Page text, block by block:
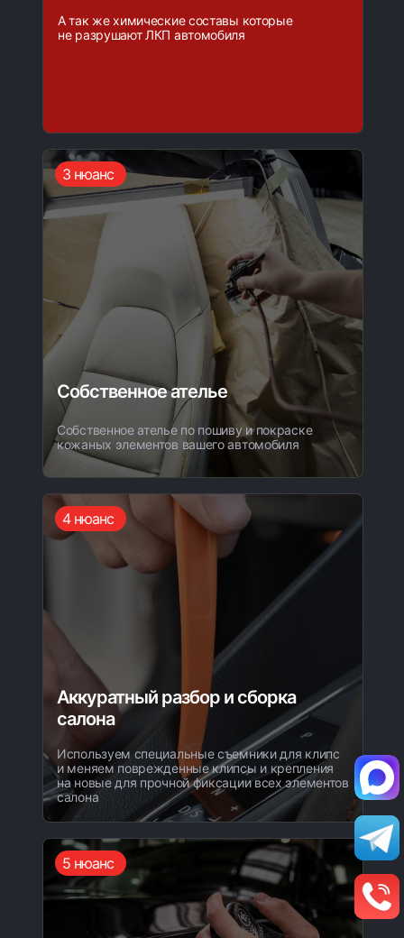
Используем специальные съемники для клипс
и меняем поврежденные клипсы и крепления
на новые для прочной фиксации всех элементов
салона
Аккуратный разбор и сборка
салона
Собственное ателье по пошиву и покраске
кожаных элементов вашего автомобиля
Собственное ателье
А так же химические составы которые
не разрушают ЛКП автомобиля
3 нюанс
4 нюанс
5 нюанс
мы на связи: